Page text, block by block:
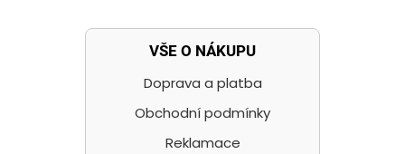
VŠE O NÁKUPU
Doprava a platba
Obchodní podmínky
Reklamace